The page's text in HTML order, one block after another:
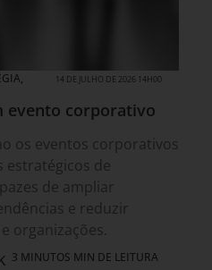
,
14 DE JULHO DE 2026 14H00
evento corporativo
os eventos corporativos
estratégicos de
de ampliar
e reduzir
organizações.
3 MINUTOS MIN DE LEITURA